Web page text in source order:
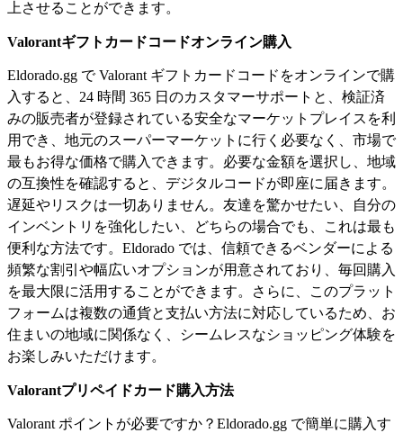
上させることができます。
Valorantギフトカードコードオンライン購入
Eldorado.gg で Valorant ギフトカードコードをオンラインで購
入すると、24 時間 365 日のカスタマーサポートと、検証済
みの販売者が登録されている安全なマーケットプレイスを利
用でき、地元のスーパーマーケットに行く必要なく、市場で
最もお得な価格で購入できます。必要な金額を選択し、地域
の互換性を確認すると、デジタルコードが即座に届きます。
遅延やリスクは一切ありません。友達を驚かせたい、自分の
インベントリを強化したい、どちらの場合でも、これは最も
便利な方法です。Eldorado では、信頼できるベンダーによる
頻繁な割引や幅広いオプションが用意されており、毎回購入
を最大限に活用することができます。さらに、このプラット
フォームは複数の通貨と支払い方法に対応しているため、お
住まいの地域に関係なく、シームレスなショッピング体験を
お楽しみいただけます。
Valorantプリペイドカード購入方法
Valorant ポイントが必要ですか？Eldorado.gg で簡単に購入す